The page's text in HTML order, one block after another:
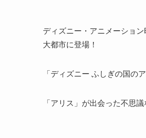
ディズニー・アニメーショ
大都市に登場！
「ディズニー ふしぎの国の
「アリス」が出会った不思